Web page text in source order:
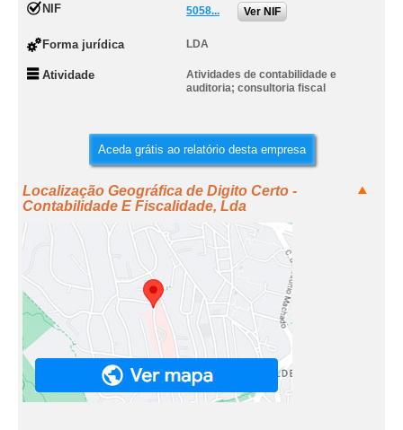
NIF 5058... Ver NIF
Forma jurídica LDA
Atividade
Atividades de contabilidade e
auditoria; consultoria fiscal
Aceda grátis ao relatório desta empresa
Localização Geográfica de Digito Certo -
Contabilidade E Fiscalidade, Lda